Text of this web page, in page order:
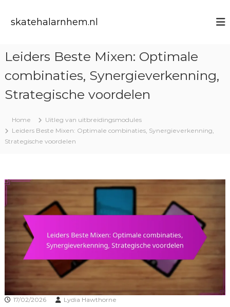
skatehalarnhem.nl
Leiders Beste Mixen: Optimale
combinaties, Synergieverkenning,
Strategische voordelen
Home
Uitleg van uitbreidingsmodules
Leiders Beste Mixen: Optimale combinaties, Synergieverkenning,
Strategische voordelen
17/02/2026 Lydia Hawthorne